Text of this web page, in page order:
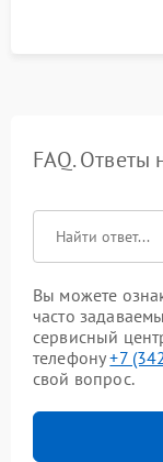
FAQ. Ответы
Вы можете
часто
сервисный
телефону+7
свой вопрос.